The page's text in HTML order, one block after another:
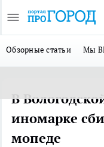
Обзорные статьи Мы
В
иномарке
мопеде